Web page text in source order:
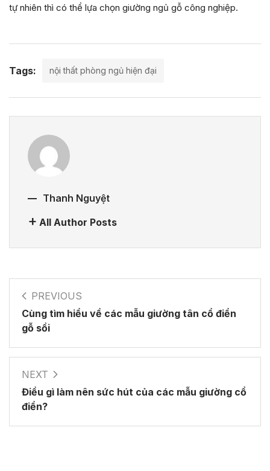
tự nhiên thì có thể lựa chọn giường ngủ gỗ công nghiệp.
Tags: nội thất phòng ngủ hiện đại
Thanh Nguyệt
All Author Posts
PREVIOUS
Cùng tìm hiểu về các mẫu giường tân cổ điển
gỗ sồi
NEXT
Điều gì làm nên sức hút của các mẫu giường cổ
điển?